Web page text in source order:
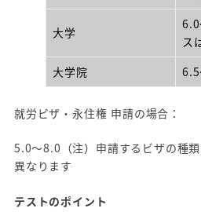
大学
ス
大学院
就労ビザ・永住権 申請の場合：
5.0～8.0（注）申請するビザの種
異なります
テストのポイント